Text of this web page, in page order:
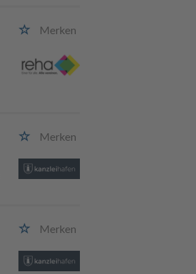
Merken
Merken
Merken